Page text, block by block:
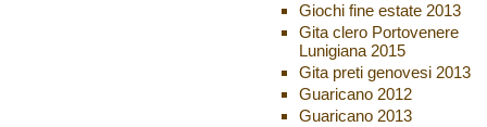
Giochi fine estate 2013
Gita clero Portovenere
Lunigiana 2015
Gita preti genovesi 2013
Guaricano 2012
Guaricano 2013